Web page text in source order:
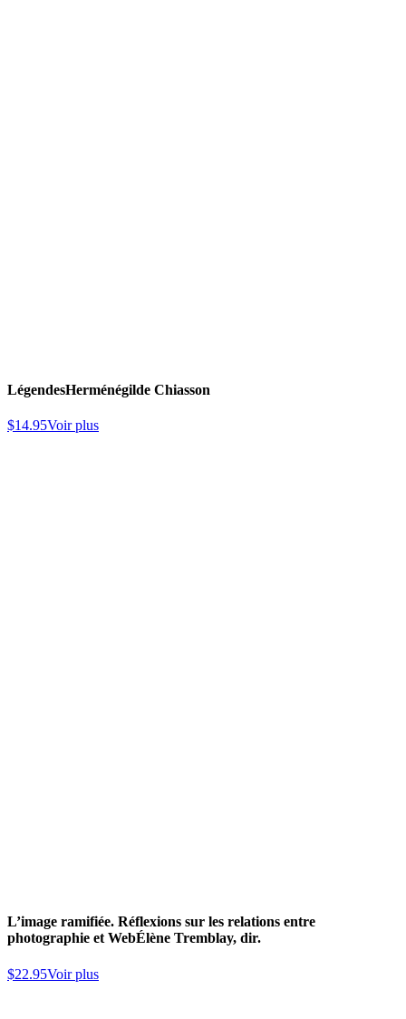
LégendesHerménégilde Chiasson
$14.95Voir plus
L’image ramifiée. Réflexions sur les relations entre
photographie et WebÉlène Tremblay, dir.
$22.95Voir plus